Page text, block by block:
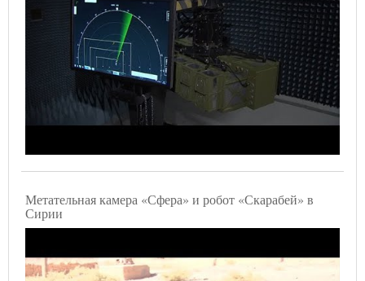
Метательная камера «Сфера» и робот «Скарабей» в
Сирии